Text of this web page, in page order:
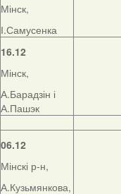
Мінск,
І.Самусенка
16.12
Мінск,
А.Барадзін і
А.Пашэк
06.12
Мінскі р-н,
А.Кузьмянкова,